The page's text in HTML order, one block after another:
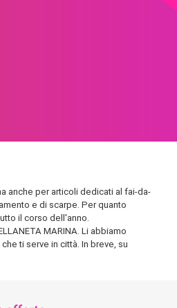
anche per articoli dedicati al fai-da-
e di scarpe. Per quanto
il corso dell'anno.
MARINA. Li abbiamo
ti serve in città. In breve, su